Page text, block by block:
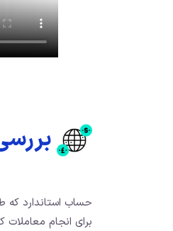
حساب استاندارد که
برای انجام معاملات کاربران